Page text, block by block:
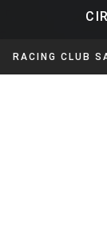
RACING CLUB